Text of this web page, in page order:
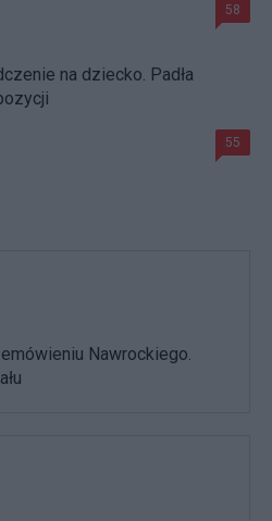
58
na dziecko. Padła
55
Nawrockiego.